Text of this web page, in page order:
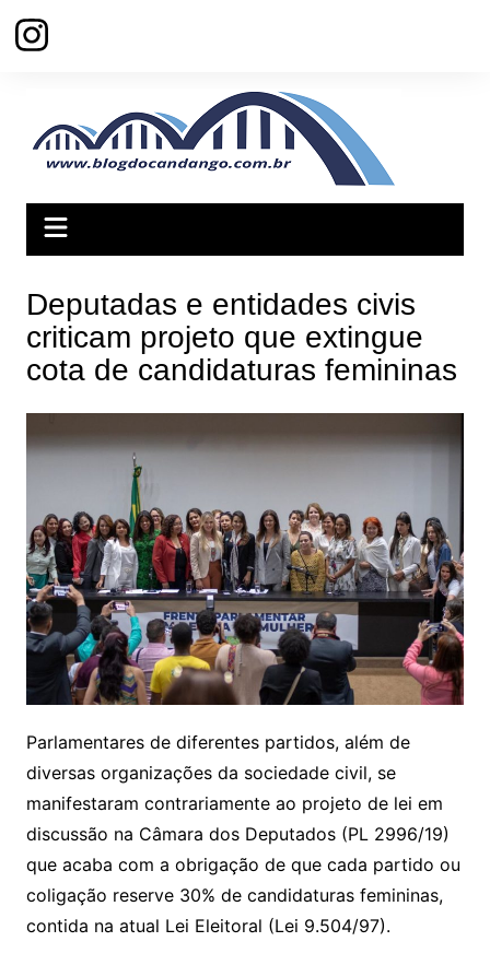
para
Deputadas e entidades civis
criticam projeto que extingue
cota de candidaturas femininas
Parlamentares de diferentes partidos, além de
diversas organizações da sociedade civil, se
manifestaram contrariamente ao projeto de lei em
discussão na Câmara dos Deputados (PL 2996/19)
que acaba com a obrigação de que cada partido ou
coligação reserve 30% de candidaturas femininas,
contida na atual Lei Eleitoral (Lei 9.504/97).